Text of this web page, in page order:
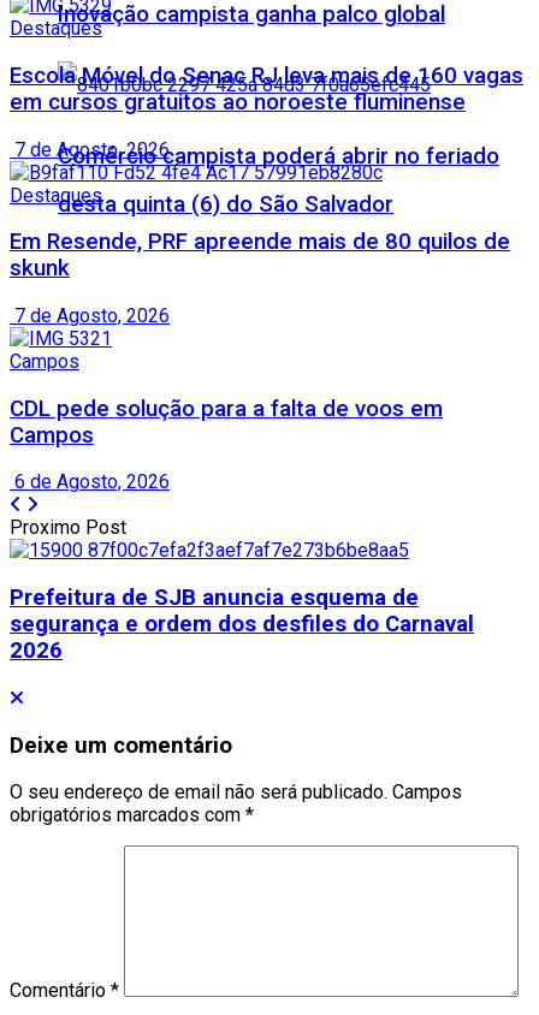
Inovação campista ganha palco global
Comércio campista poderá abrir no feriado
desta quinta (6) do São Salvador
Destaques
Escola Móvel do Senac RJ leva mais de 160 vagas
em cursos gratuitos ao noroeste fluminense
7 de Agosto, 2026
Destaques
Em Resende, PRF apreende mais de 80 quilos de
skunk
7 de Agosto, 2026
Campos
CDL pede solução para a falta de voos em
Campos
6 de Agosto, 2026
Proximo Post
Prefeitura de SJB anuncia esquema de
segurança e ordem dos desfiles do Carnaval
2026
Deixe um comentário
O seu endereço de email não será publicado. Campos
obrigatórios marcados com *
Comentário *